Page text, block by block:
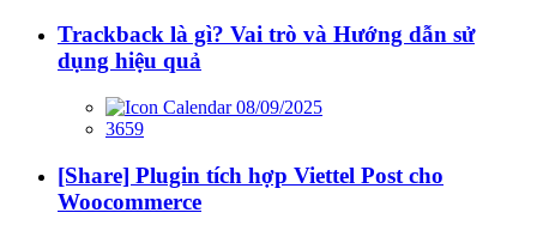
Trackback là gì? Vai trò và Hướng dẫn sử
dụng hiệu quả
08/09/2025
3659
[Share] Plugin tích hợp Viettel Post cho
Woocommerce